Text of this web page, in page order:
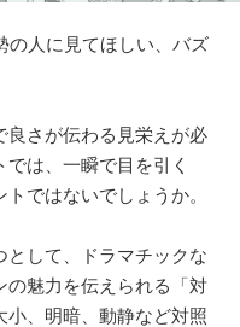
の人に見てほしい、バズ
良さが伝わる見栄えが必
は、一瞬で目を引く
ではないでしょうか。
して、ドラマチックな
の魅力を伝えられる「対
小、明暗、動静など対照